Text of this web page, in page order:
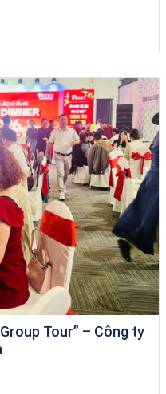
Tour” – Công ty